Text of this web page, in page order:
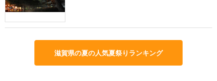
滋賀県の夏の人気夏祭りランキング